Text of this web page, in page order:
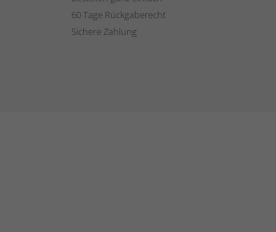
60 Tage Rückgaberecht
Sichere Zahlung